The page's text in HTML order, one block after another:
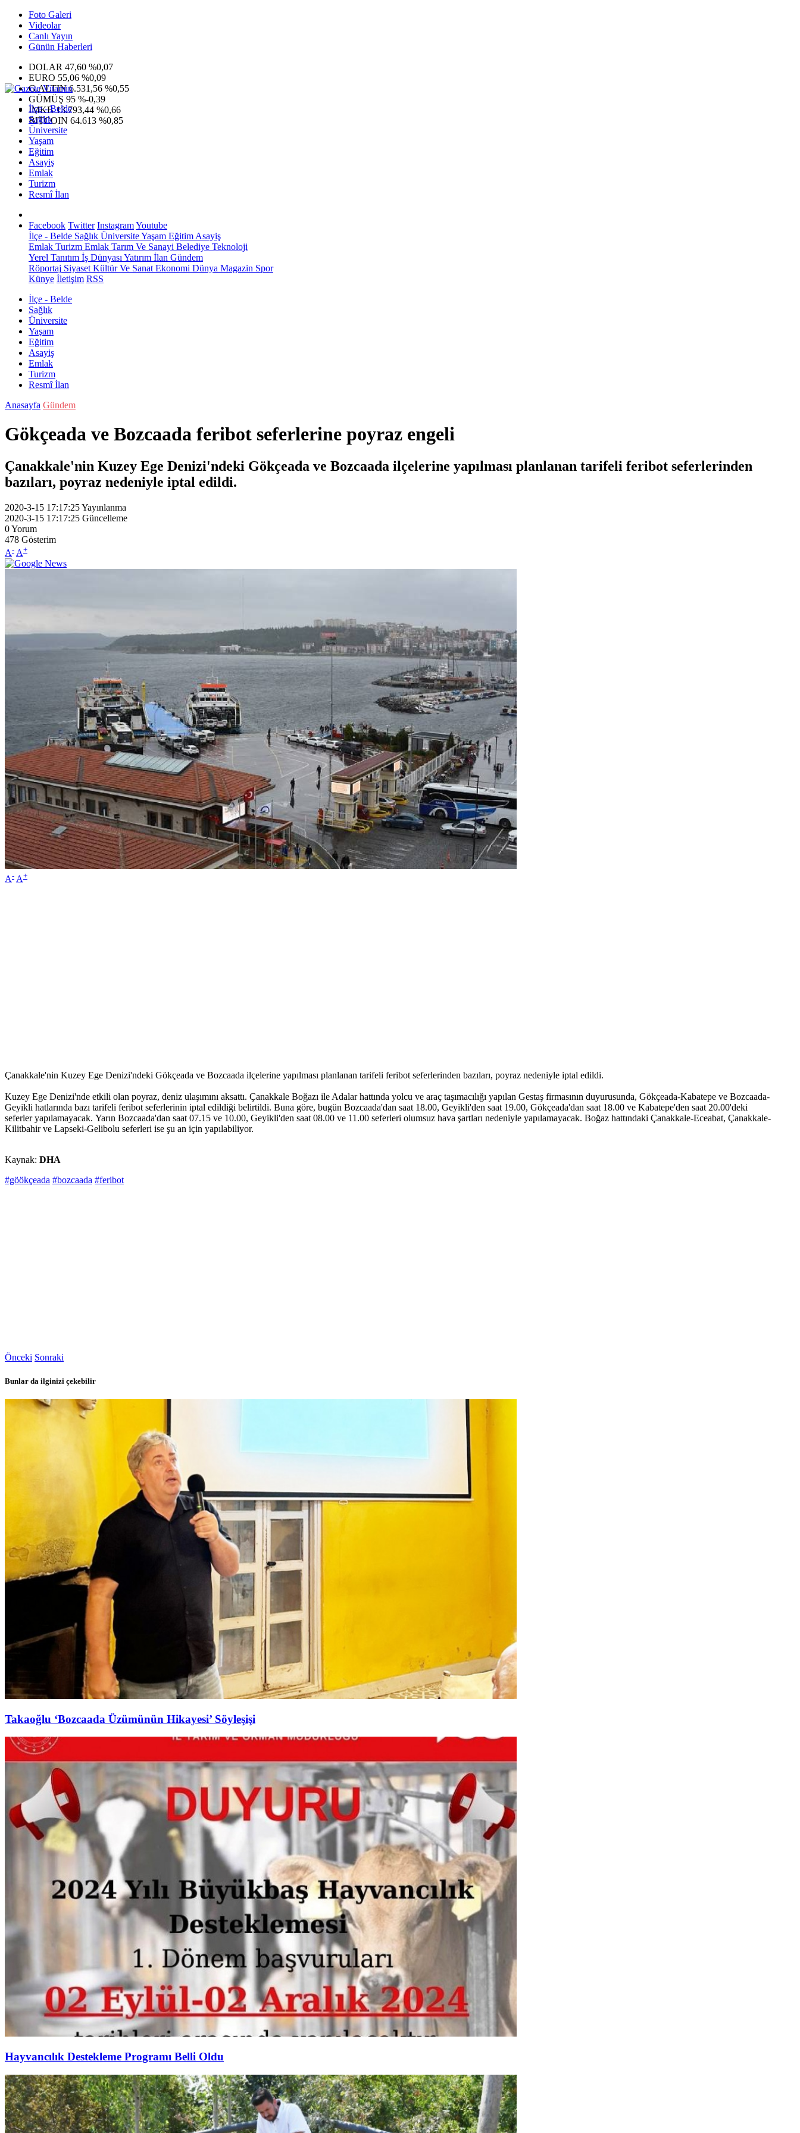
Foto Galeri
Videolar
Canlı Yayın
Günün Haberleri
DOLAR 47,60 %0,07
EURO 55,06 %0,09
G.ALTIN6.531,56 %0,55
GÜMÜŞ 95 %-0,39
IMKB13.793,44 %0,66
BITCOIN 64.613 %0,85
İlçe - Belde
Sağlık
Üniversite
Yaşam
Eğitim
Asayiş
Emlak
Turizm
Resmî İlan
Facebook Twitter InstagramYoutube
İlçe - Belde Sağlık ÜniversiteYaşam Eğitim Asayiş
Emlak Turizm Emlak Tarım Ve Sanayi Belediye Teknoloji
Yerel Tanıtım İş Dünyası Yatırım İlan Gündem
Röportaj Siyaset Kültür Ve Sanat Ekonomi Dünya Magazin Spor
Künye İletişim RSS
İlçe - Belde
Sağlık
Üniversite
Yaşam
Eğitim
Asayiş
Emlak
Turizm
Resmî İlan
Anasayfa Gündem
Gökçeada ve Bozcaada feribot seferlerine poyraz engeli
Çanakkale'nin Kuzey Ege Denizi'ndeki Gökçeada ve Bozcaada ilçelerine yapılması planlanan tarifeli feribot seferlerinden
bazıları, poyraz nedeniyle iptal edildi.
2020-3-15 17:17:25Yayınlanma
2020-3-15 17:17:25 Güncelleme
0Yorum
478 Gösterim
A- A+
A- A+
Çanakkale'nin Kuzey Ege Denizi'ndeki Gökçeada ve Bozcaada ilçelerine yapılması planlanan tarifeli feribot seferlerinden bazıları, poyraz nedeniyle iptal edildi.
Kuzey Ege Denizi'nde etkili olan poyraz, deniz ulaşımını aksattı. Çanakkale Boğazı ile Adalar hattında yolcu ve araç taşımacılığı yapılan Gestaş firmasının duyurusunda, Gökçeada-Kabatepe ve Bozcaada-
Geyikli hatlarında bazı tarifeli feribot seferlerinin iptal edildiği belirtildi. Buna göre, bugün Bozcaada'dan saat 18.00, Geyikli'den saat 19.00, Gökçeada'dan saat 18.00 ve Kabatepe'den saat 20.00'deki
seferler yapılamayacak. Yarın Bozcaada'dan saat 07.15 ve 10.00, Geyikli'den saat 08.00 ve 11.00 seferleri olumsuz hava şartları nedeniyle yapılamayacak. Boğaz hattındaki Çanakkale-Eceabat, Çanakkale-
Kilitbahir ve Lapseki-Gelibolu seferleri ise şu an için yapılabiliyor.
Kaynak: DHA
#göökçeada #bozcaada #feribot
Önceki Sonraki
Bunlar da ilginizi çekebilir
Takaoğlu ‘Bozcaada Üzümünün Hikayesi’ Söyleşişi
Hayvancılık Destekleme Programı Belli Oldu